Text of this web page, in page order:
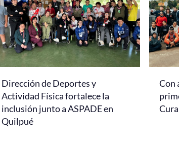
Dirección de Deportes y
Actividad Física fortalece la
inclusión junto a ASPADE en
Quilpué
Con